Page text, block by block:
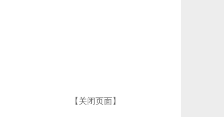
【关闭页面】